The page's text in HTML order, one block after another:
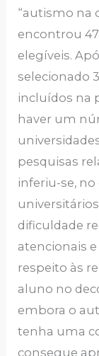
“autismo na
encontrou
elegíveis.
selecionado
incluídos na
haver um
pesquisas
inferiu-se, no
dificuldade
atencionais
respeito às
aluno no
embora o
tenha uma
consegue